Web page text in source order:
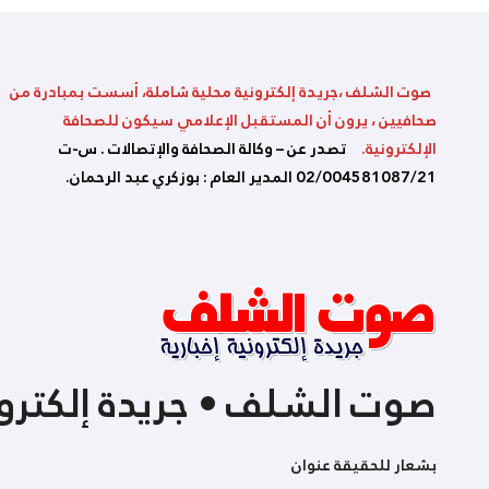
صوت الشلف ،جريدة إلكترونية محلية شاملة، أسست بمبادرة من
صحافيين ، يرون أن المستقبل الإعلامي سيكون للصحافة
الإلكترونية. تصدر عن – وكالة الصحافة والإتصالات . س-ت
02/004581087/21 المدير العام : بوزكري عبد الرحمان.
صوت الشلف • جريدة
بشعار للحقيقة عنوان